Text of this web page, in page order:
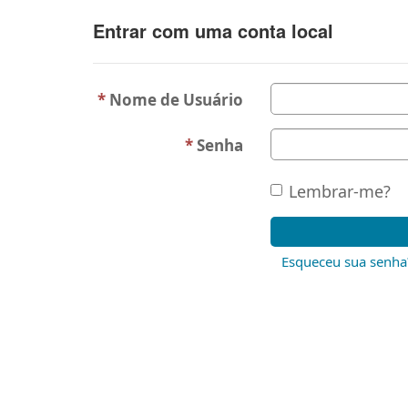
Entrar com uma conta local
Nome de Usuário
Senha
Lembrar-me?
Esqueceu sua